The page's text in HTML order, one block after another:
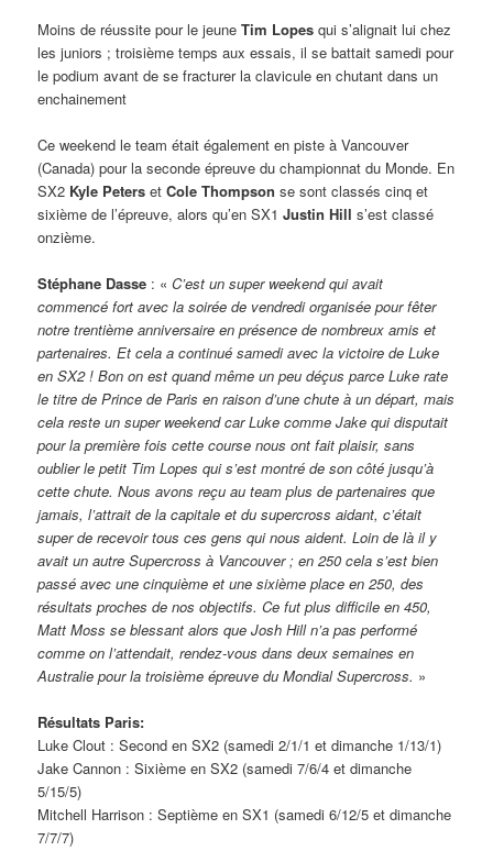
Moins de réussite pour le jeuneTim Lopes qui s’alignait lui chez
les juniors ; troisième temps aux essais, il se battait samedi pour
le podium avant de se fracturer la clavicule en chutant dans un
enchainement
Ce weekend le team était également en piste à Vancouver
(Canada) pour la seconde épreuve du championnat du Monde. En
SX2 Kyle Peters etCole Thompson se sont classés cinq et
sixième de l’épreuve, alors qu’en SX1Justin Hill s’est classé
onzième.
Stéphane Dasse : «C’est un super weekend qui avait
commencé fort avec la soirée de vendredi organisée pour fêter
notre trentième anniversaire en présence de nombreux amis et
partenaires. Et cela a continué samedi avec la victoire de Luke
en SX2 ! Bon on est quand même un peu déçus parce Luke rate
le titre de Prince de Paris en raison d’une chute à un départ, mais
cela reste un super weekend car Luke comme Jake qui disputait
pour la première fois cette course nous ont fait plaisir, sans
oublier le petit Tim Lopes qui s’est montré de son côté jusqu’à
cette chute. Nous avons reçu au team plus de partenaires que
jamais, l’attrait de la capitale et du supercross aidant, c’était
super de recevoir tous ces gens qui nous aident. Loin de là il y
avait un autre Supercross à Vancouver ; en 250 cela s’est bien
passé avec une cinquième et une sixième place en 250, des
résultats proches de nos objectifs. Ce fut plus difficile en 450,
Matt Moss se blessant alors que Josh Hill n’a pas performé
comme on l’attendait, rendez-vous dans deux semaines en
Australie pour la troisième épreuve du Mondial Supercross. »
Résultats Paris:
Luke Clout : Second en SX2 (samedi 2/1/1 et dimanche 1/13/1)
Jake Cannon : Sixième en SX2 (samedi 7/6/4 et dimanche
5/15/5)
Mitchell Harrison : Septième en SX1 (samedi 6/12/5 et dimanche
7/7/7)